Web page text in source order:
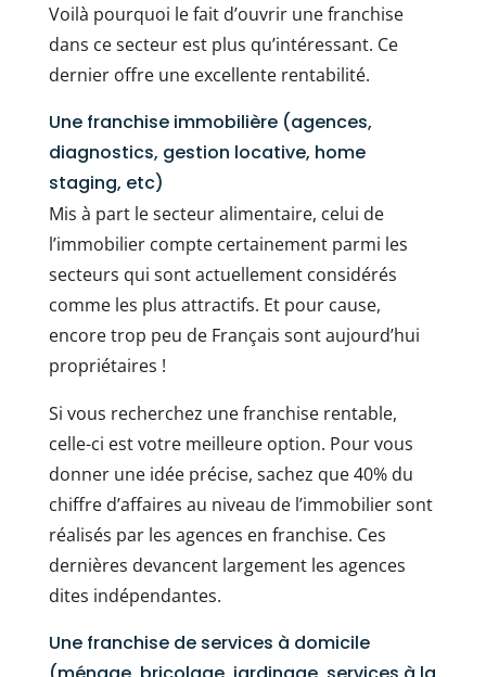
Voilà pourquoi le fait d’ouvrir une franchise
dans ce secteur est plus qu’intéressant. Ce
dernier offre une excellente rentabilité.
Une franchise immobilière (agences,
diagnostics, gestion locative, home
staging, etc)
Mis à part le secteur alimentaire, celui de
l’immobilier compte certainement parmi les
secteurs qui sont actuellement considérés
comme les plus attractifs. Et pour cause,
encore trop peu de Français sont aujourd’hui
propriétaires !
Si vous recherchez une franchise rentable,
celle-ci est votre meilleure option. Pour vous
donner une idée précise, sachez que 40% du
chiffre d’affaires au niveau de l’immobilier sont
réalisés par les agences en franchise. Ces
dernières devancent largement les agences
dites indépendantes.
Une franchise de services à domicile